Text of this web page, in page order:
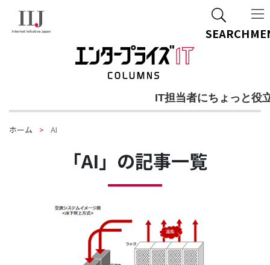
IT担当者にちょっと役
SEARCH
ホーム AI
「AI」の記事一覧